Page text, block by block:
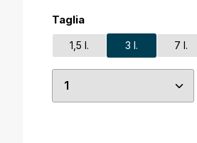
Seleziona
Taglia
1,5 l. 3 l. 7 l.
Quantità del